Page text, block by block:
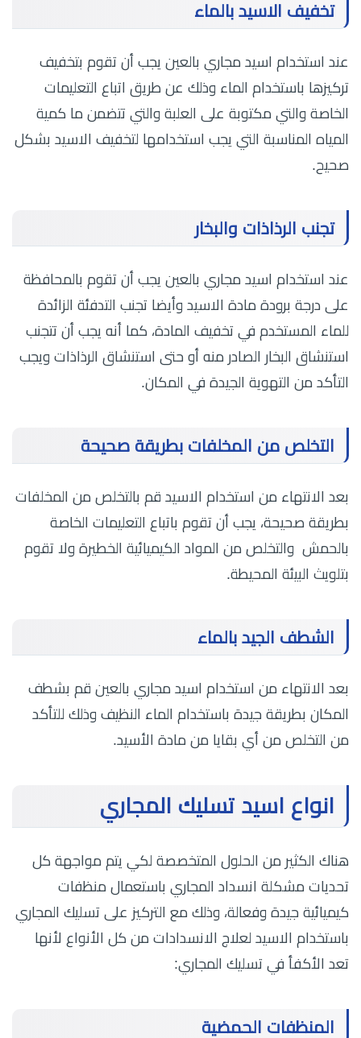
تخفيف الاسيد بالماء
عند استخدام اسيد مجاري بالعين يجب أن تقوم بتخفيف
تركيزها باستخدام الماء وذلك عن طريق اتباع التعليمات
الخاصة والتي مكتوبة على العلبة والتي تتضمن ما كمية
المياه المناسبة التي يجب استخدامها لتخفيف الاسيد بشكل
صحيح.
تجنب الرذاذات والبخار
عند استخدام اسيد مجاري بالعين يجب أن تقوم بالمحافظة
على درجة برودة مادة الاسيد وأيضا تجنب التدفئة الزائدة
للماء المستخدم في تخفيف المادة، كما أنه يجب أن تتجنب
استنشاق البخار الصادر منه أو حتى استنشاق الرذاذات ويجب
التأكد من التهوية الجيدة في المكان.
التخلص من المخلفات بطريقة صحيحة
بعد الانتهاء من استخدام الاسيد قم بالتخلص من المخلفات
بطريقة صحيحة، يجب أن تقوم باتباع التعليمات الخاصة
بالحمش والتخلص من المواد الكيميائية الخطيرة ولا تقوم
بتلويث البيئة المحيطة.
الشطف الجيد بالماء
بعد الانتهاء من استخدام اسيد مجاري بالعين قم بشطف
المكان بطريقة جيدة باستخدام الماء النظيف وذلك للتأكد
من التخلص من أي بقايا من مادة الأسيد.
انواع اسيد تسليك المجاري
هناك الكثير من الحلول المتخصصة لكي يتم مواجهة كل
تحديات مشكلة انسداد المجاري باستعمال منظفات
كيميائية جيدة وفعالة، وذلك مع التركيز على تسليك المجاري
باستخدام الاسيد لعلاج الانسدادات من كل الأنواع لأنها
تعد الأكفأ في تسليك المجاري:
المنظفات الحمضية